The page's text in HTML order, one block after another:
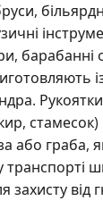
або граба,
транспорті
захисту від